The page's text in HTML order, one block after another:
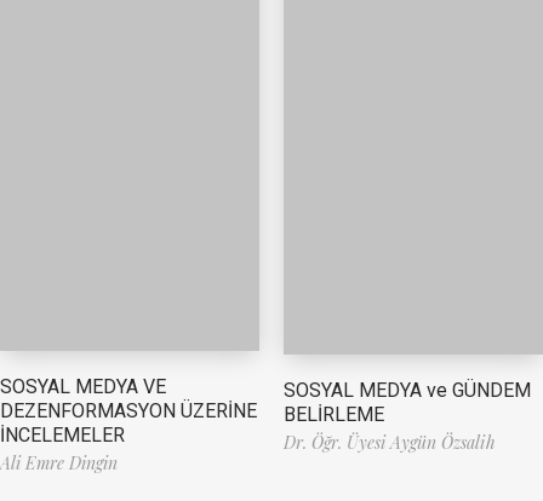
SOSYAL MEDYA VE
DEZENFORMASYON ÜZERİNE
İNCELEMELER
Ali Emre Dingin
SOSYAL MEDYA ve GÜNDEM
BELİRLEME
Dr. Öğr. Üyesi Aygün Özsalih